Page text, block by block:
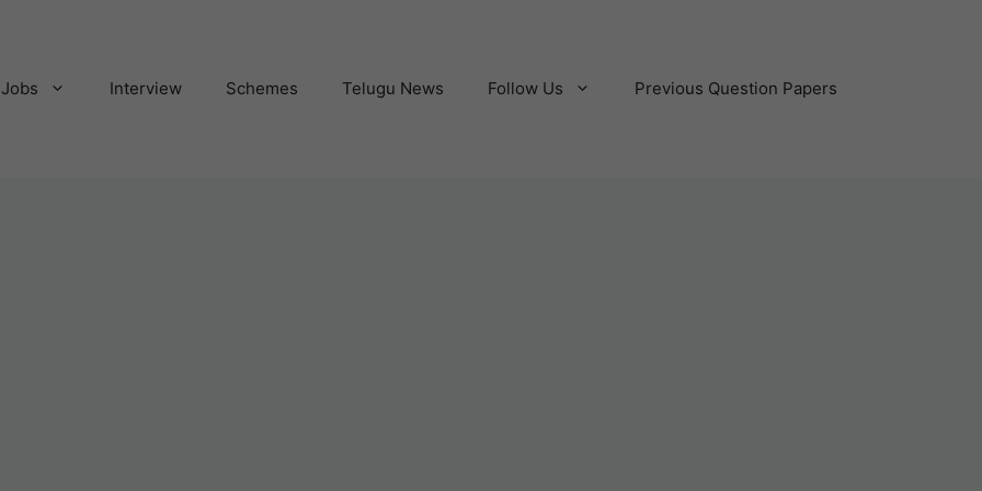
Jobs Interview Schemes Telugu News Follow Us Previous Question Papers